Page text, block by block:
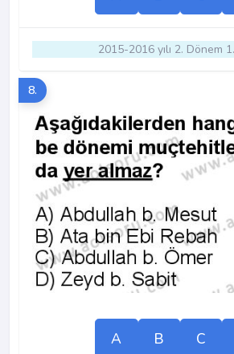
2015-2016 yılı 2. Dönem
8.
A B C